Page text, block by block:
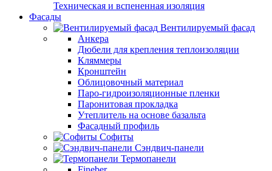
Техническая и вспененная изоляция
Фасады
Вентилируемый фасад
Анкера
Дюбели для крепления теплоизоляции
Кляммеры
Кронштейн
Облицовочный материал
Паро-гидроизоляционные пленки
Паронитовая прокладка
Утеплитель на основе базальта
Фасадный профиль
Софиты
Сэндвич-панели
Термопанели